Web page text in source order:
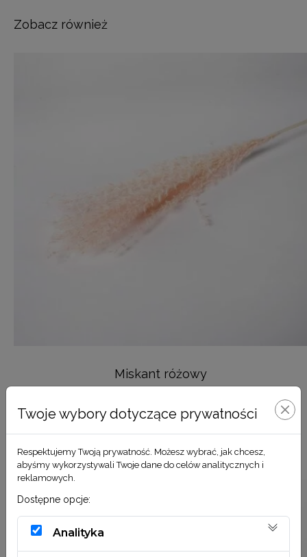
Zobacz również
Miskant różowy
DODAJ DO KOSZYKA
Twoje wybory dotyczące prywatności
Respektujemy Twoją prywatność. Możesz wybrać, jak chcesz,
abyśmy wykorzystywali Twoje dane do celów analitycznych i
reklamowych.
Dostępne opcje:
Analityka